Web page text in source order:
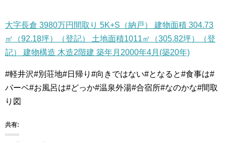
大字長倉 3980万円間取り 5K+S（納戸） 建物面積 304.73
㎡（92.18坪）（登記） 土地面積1011㎡（305.82坪）（登
記） 建物構造 木造2階建 築年月2000年4月(築20年)
#軽井沢#別荘地#日帰り#向きではない#となると#食事は#
バーベ#お風呂は#どっか#温泉外湯#合宿所#なのかな#間取
り図
共有: